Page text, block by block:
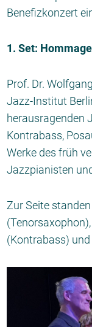
Benefizkonzert
1. Set:
Prof. Dr.
Jazz-Institut
herausragenden
Kontrabass,
Werke des früh
Jazzpianisten
Zur Seite
(Kontrabass)